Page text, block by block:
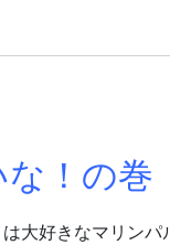
！の巻
大好きなマリン